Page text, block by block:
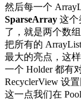
然后每一个
SparseArray 这个
了，就是两个数
把所有的
最大的亮点，这
一个 Holder 都有
RecyclerView 设
这一点我们在